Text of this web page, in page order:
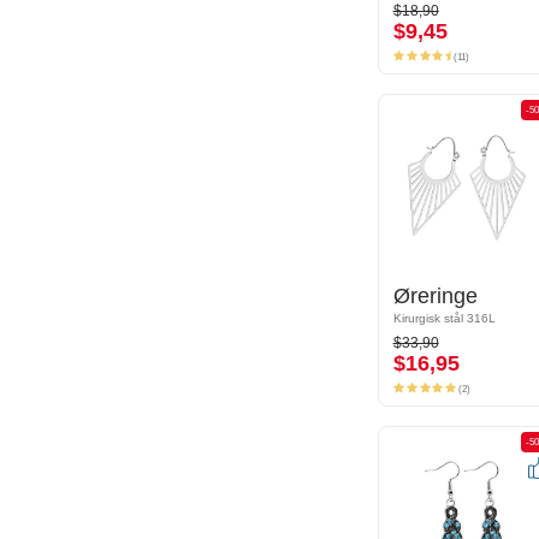
$9,45
$18,90
$9,45
(11)
-50%
Øreringe
Kirurgisk stål 316L
$33,90
$16,95
-
Øreringe
Kirurgisk stål 316L
$33,90
$16,95
(2)
-50%
-